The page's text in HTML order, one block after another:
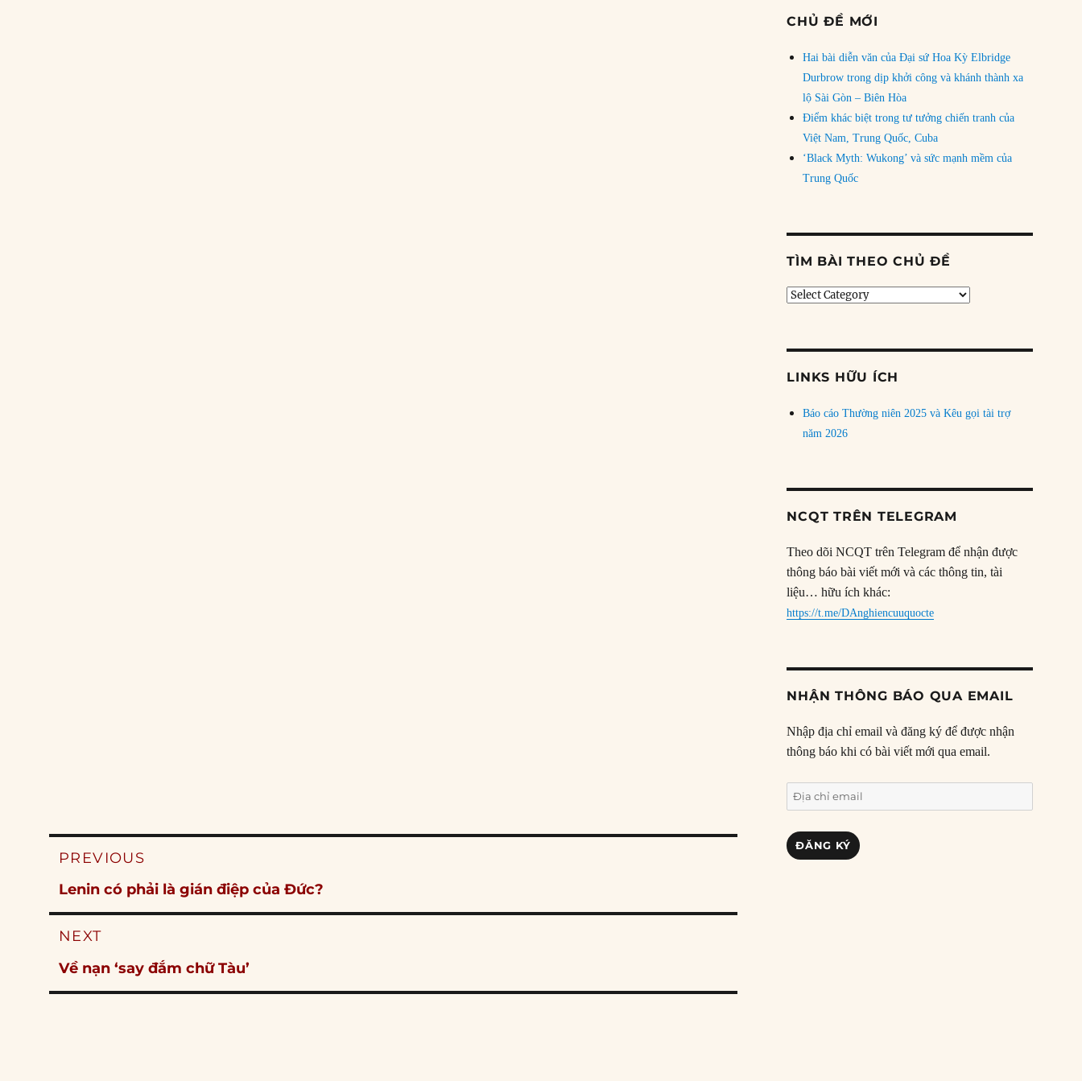
Post
PREVIOUS
Previous
post:
Lenin có phải là gián điệp của Đức?
NEXT
Next
post:
Về nạn ‘say đắm chữ Tàu’
CHỦ ĐỀ MỚI
Hai bài diễn văn của Đại sứ Hoa Kỳ Elbridge
Durbrow trong dịp khởi công và khánh thành xa
lộ Sài Gòn – Biên Hòa
Điểm khác biệt trong tư tưởng chiến tranh của
Việt Nam, Trung Quốc, Cuba
‘Black Myth: Wukong’ và sức mạnh mềm của
Trung Quốc
TÌM BÀI THEO CHỦ ĐỀ
Tìm
LINKS HỮU ÍCH
Báo cáo Thường niên 2025 và Kêu gọi tài trợ
năm 2026
NCQT TRÊN TELEGRAM
Theo dõi NCQT trên Telegram để nhận được
thông báo bài viết mới và các thông tin, tài
liệu… hữu ích khác:
https://t.me/DAnghiencuuquocte
NHẬN THÔNG BÁO QUA EMAIL
Nhập địa chỉ email và đăng ký để được nhận
thông báo khi có bài viết mới qua email.
Địa
chỉ
email
ĐĂNG KÝ